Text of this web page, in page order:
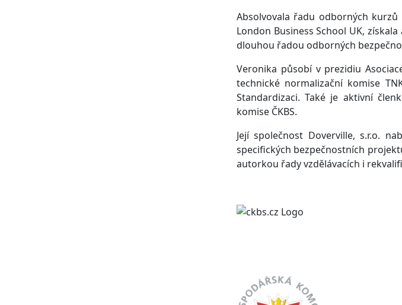
Absolvovala řadu odborných
London Business School UK,
dlouhou řadou odborných
Veronika působí v prezidiu
technické normalizační komise
Standardizaci. Také je aktivní
komise ČKBS.
Její společnost Doverville, s.r.o.
specifických bezpečnostních
autorkou řady vzdělávacích i